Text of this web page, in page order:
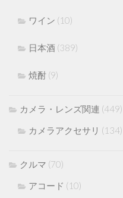
ワイン (10)
日本酒 (389)
焼酎 (9)
カメラ・レンズ関連 (449)
カメラアクセサリ (134)
クルマ (70)
アコード (10)